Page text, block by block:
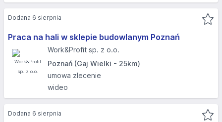
Praca na hali w sklepie budowlanym Poznań
Work&Profit sp. z o.o.
Poznań (Gaj Wielki - 25km)
umowa zlecenie
wideo
Dodana 6 sierpnia
Dodana 6 sierpnia